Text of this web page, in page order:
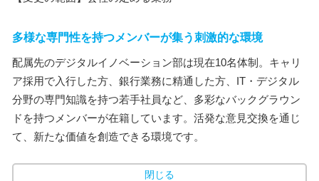
多様な専門性を持つメンバーが集う刺激的な環境
配属先のデジタルイノベーション部は現在10名体制。キャリ
ア採用で入行した方、銀行業務に精通した方、IT・デジタル
分野の専門知識を持つ若手社員など、多彩なバックグラウン
ドを持つメンバーが在籍しています。活発な意見交換を通じ
て、新たな価値を創造できる環境です。
閉じる